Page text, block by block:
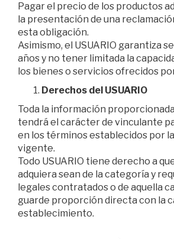
Pagar el precio de los productos
la presentación de una
esta obligación.
Asimismo, el USUARIO garantiza
años y no tener limitada la
los bienes o servicios ofrecidos
Derechos del USUARIO
Toda la información
tendrá el carácter de vinculante
en los términos establecidos por
vigente.
Todo USUARIO tiene derecho a
adquiera sean de la categoría y
legales contratados o de aquella
guarde proporción directa con la
establecimiento.